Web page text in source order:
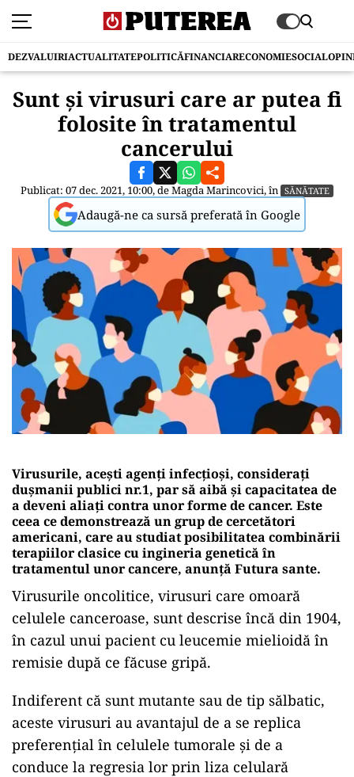
DEZVALUIRIACTUALITATEPOLITICĂFINANCIARECONOMIESOCIAL
Sunt și virusuri care ar putea fi
folosite în tratamentul
cancerului
Publicat: 07 dec. 2021, 10:00, deMagda Marincovici, în SĂNĂTATE
Adaugă-ne ca sursă preferată în Google
Virusurile, acești agenți infecțioși, considerați
dușmanii publici nr.1, par să aibă și capacitatea de
a deveni aliați contra unor forme de cancer. Este
ceea ce demonstrează un grup de cercetători
americani, care au studiat posibilitatea combinării
terapiilor clasice cu ingineria genetică în
tratamentul unor cancere, anunță Futura sante.
Virusurile oncolitice, virusuri care omoară
celulele canceroase, sunt descrise încă din 1904,
în cazul unui pacient cu leucemie mielioidă în
remisie după ce făcuse gripă.
Indiferent că sunt mutante sau de tip sălbatic,
aceste virusuri au avantajul de a se replica
preferențial în celulele tumorale și de a
conduce la regresia lor prin liza celulară